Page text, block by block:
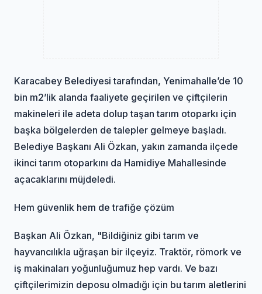
Karacabey Belediyesi tarafından, Yenimahalle’de 10
bin m2’lik alanda faaliyete geçirilen ve çiftçilerin
makineleri ile adeta dolup taşan tarım otoparkı için
başka bölgelerden de talepler gelmeye başladı.
Belediye Başkanı Ali Özkan, yakın zamanda ilçede
ikinci tarım otoparkını da Hamidiye Mahallesinde
açacaklarını müjdeledi.
Hem güvenlik hem de trafiğe çözüm
Başkan Ali Özkan, "Bildiğiniz gibi tarım ve
hayvancılıkla uğraşan bir ilçeyiz. Traktör, römork ve
iş makinaları yoğunluğumuz hep vardı. Ve bazı
çiftçilerimizin deposu olmadığı için bu tarım aletlerini